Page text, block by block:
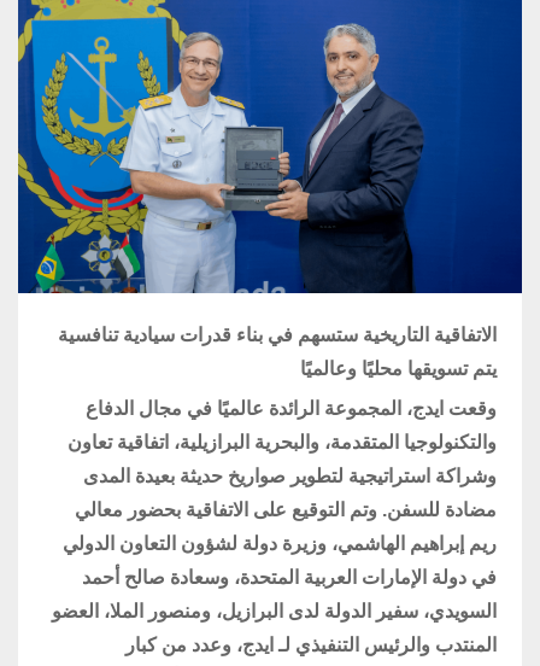
الاتفاقية التاريخية ستسهم في بناء قدرات سيادية تنافسية
يتم تسويقها محليًا وعالميًا
وقعت ايدج، المجموعة الرائدة عالميًا في مجال الدفاع
والتكنولوجيا المتقدمة، والبحرية البرازيلية، اتفاقية تعاون
وشراكة استراتيجية لتطوير صواريخ حديثة بعيدة المدى
مضادة للسفن. وتم التوقيع على الاتفاقية بحضور معالي
ريم إبراهيم الهاشمي، وزيرة دولة لشؤون التعاون الدولي
في دولة الإمارات العربية المتحدة، وسعادة صالح أحمد
السويدي، سفير الدولة لدى البرازيل، ومنصور الملا، العضو
المنتدب والرئيس التنفيذي لـ ايدج، وعدد من كبار